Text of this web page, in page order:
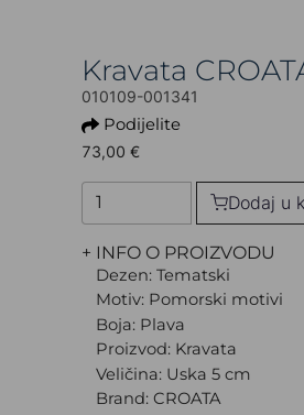
Kravata
010109-001341
Podijelite
73,00 €
Dodaj u
+ INFO O PROIZVODU
Dezen: Tematski
Motiv: Pomorski motivi
Boja: Plava
Proizvod: Kravata
Veličina: Uska 5 cm
Brand: CROATA